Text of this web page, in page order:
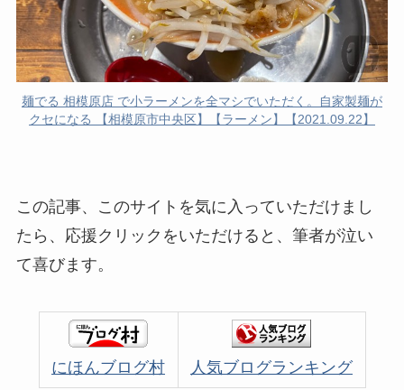
麺でる 相模原店 で小ラーメンを全マシでいただく。自家製麺が
クセになる 【相模原市中央区】【ラーメン】【2021.09.22】
この記事、このサイトを気に入っていただけまし
たら、応援クリックをいただけると、筆者が泣い
て喜びます。
にほんブログ村 人気ブログランキング